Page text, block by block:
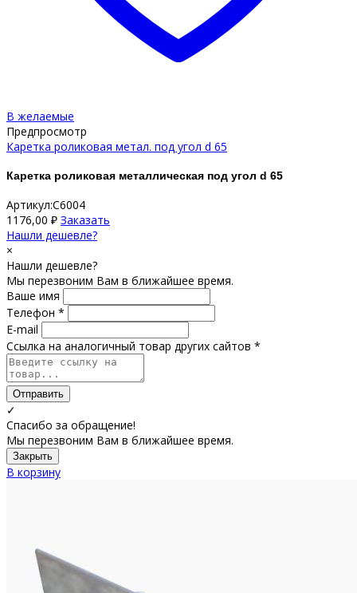
В желаемые
Предпросмотр
Каретка роликовая метал. под угол d 65
Каретка роликовая металлическая под угол d 65
Артикул:C6004
1176,00 ₽ Заказать
Нашли дешевле?
×
Нашли дешевле?
Мы перезвоним Вам в ближайшее время.
Ваше имя
Телефон *
E-mail
Ссылка на аналогичный товар других сайтов *
Отправить
✓
Спасибо за обращение!
Мы перезвоним Вам в ближайшее время.
Закрыть
В корзину